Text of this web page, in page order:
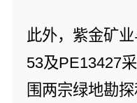
此外，紫金矿
53及PE13427
围两宗绿地勘